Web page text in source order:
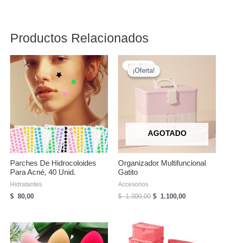
Productos Relacionados
Parches De Hidrocoloides
Para Acné, 40 Unid.
Hidratantes
$ 80,00
¡Oferta!
AGOTADO
¡Oferta!
Organizador Multifuncional
Gatito
Accesorios
$1.300,00 El
$
1.300,00.
$ 1.100,00El